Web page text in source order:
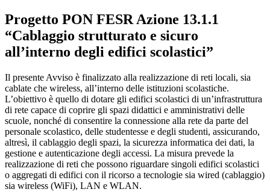
Progetto PON FESR Azione 13.1.1
“Cablaggio strutturato e sicuro
all’interno degli edifici scolastici”
Il presente Avviso è finalizzato alla realizzazione di reti locali, sia
cablate che wireless, all’interno delle istituzioni scolastiche.
L’obiettivo è quello di dotare gli edifici scolastici di un’infrastruttura
di rete capace di coprire gli spazi didattici e amministrativi delle
scuole, nonché di consentire la connessione alla rete da parte del
personale scolastico, delle studentesse e degli studenti, assicurando,
altresì, il cablaggio degli spazi, la sicurezza informatica dei dati, la
gestione e autenticazione degli accessi. La misura prevede la
realizzazione di reti che possono riguardare singoli edifici scolastici
o aggregati di edifici con il ricorso a tecnologie sia wired (cablaggio)
sia wireless (WiFi), LAN e WLAN.